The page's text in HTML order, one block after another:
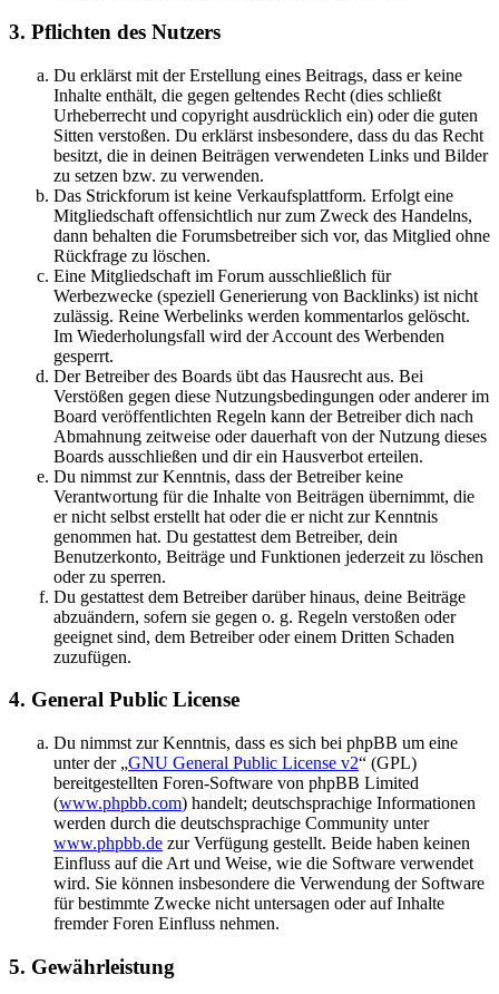
3. Pflichten des Nutzers
Du erklärst mit der Erstellung eines Beitrags, dass er keine
Inhalte enthält, die gegen geltendes Recht (dies schließt
Urheberrecht und copyright ausdrücklich ein) oder die guten
Sitten verstoßen. Du erklärst insbesondere, dass du das Recht
besitzt, die in deinen Beiträgen verwendeten Links und Bilder
zu setzen bzw. zu verwenden.
Das Strickforum ist keine Verkaufsplattform. Erfolgt eine
Mitgliedschaft offensichtlich nur zum Zweck des Handelns,
dann behalten die Forumsbetreiber sich vor, das Mitglied ohne
Rückfrage zu löschen.
Eine Mitgliedschaft im Forum ausschließlich für
Werbezwecke (speziell Generierung von Backlinks) ist nicht
zulässig. Reine Werbelinks werden kommentarlos gelöscht.
Im Wiederholungsfall wird der Account des Werbenden
gesperrt.
Der Betreiber des Boards übt das Hausrecht aus. Bei
Verstößen gegen diese Nutzungsbedingungen oder anderer im
Board veröffentlichten Regeln kann der Betreiber dich nach
Abmahnung zeitweise oder dauerhaft von der Nutzung dieses
Boards ausschließen und dir ein Hausverbot erteilen.
Du nimmst zur Kenntnis, dass der Betreiber keine
Verantwortung für die Inhalte von Beiträgen übernimmt, die
er nicht selbst erstellt hat oder die er nicht zur Kenntnis
genommen hat. Du gestattest dem Betreiber, dein
Benutzerkonto, Beiträge und Funktionen jederzeit zu löschen
oder zu sperren.
Du gestattest dem Betreiber darüber hinaus, deine Beiträge
abzuändern, sofern sie gegen o. g. Regeln verstoßen oder
geeignet sind, dem Betreiber oder einem Dritten Schaden
zuzufügen.
4. General Public License
Du nimmst zur Kenntnis, dass es sich bei phpBB um eine
unter der „GNU General Public License v2“ (GPL)
bereitgestellten Foren-Software von phpBB Limited
(www.phpbb.com) handelt; deutschsprachige Informationen
werden durch die deutschsprachige Community unter
www.phpbb.de zur Verfügung gestellt. Beide haben keinen
Einfluss auf die Art und Weise, wie die Software verwendet
wird. Sie können insbesondere die Verwendung der Software
für bestimmte Zwecke nicht untersagen oder auf Inhalte
fremder Foren Einfluss nehmen.
5. Gewährleistung